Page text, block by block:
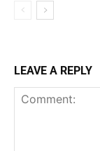
LEAVE A REPLY